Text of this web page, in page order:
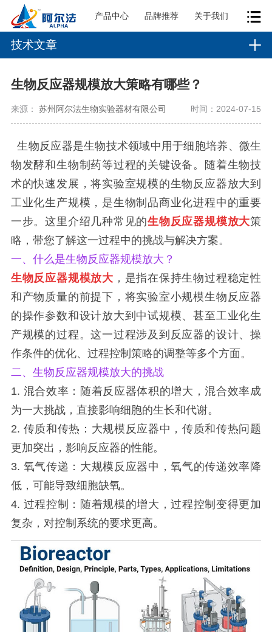
产品中心 品牌推荐 关于我们
技术文章
生物反应器规模放大策略有哪些？
来源： 苏州阿尔法生物实验器材有限公司 时间：2024-07-15
生物反应器是生物技术领域中用于细胞培养、微生
物发酵和生物制药等过程的关键设备。随着生物技
术的快速发展，将实验室规模的生物反应器放大到
工业化生产规模，是生物制品商业化进程中的重要
一步。这里介绍几种常见的生物反应器规模放大策
略，带您了解这一过程中的挑战与解决方案。
一、什么是生物反应器规模放大？
生物反应器规模放大 ，是指在保持生物过程稳定性
和产物质量的前提下，将实验室小规模生物反应器
的操作参数和设计放大到中试规模、甚至工业化生
产规模的过程。这一过程涉及到反应器的设计、操
作条件的优化、过程控制策略的调整等多个方面。
二、生物反应器规模放大的挑战
1. 混合效率：随着反应器体积的增大，混合效率成
为一大挑战，直接影响细胞的生长和代谢。
2. 传质和传热：大规模反应器中，传质和传热问题
更加突出，影响反应器的性能。
3. 氧气传递：大规模反应器中，氧气的传递效率降
低，可能导致细胞缺氧。
4. 过程控制：随着规模的增大，过程控制变得更加
复杂，对控制系统的要求更高。